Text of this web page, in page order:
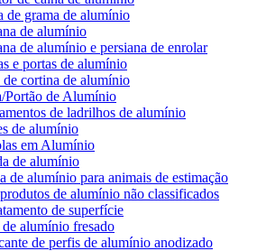
de grama de alumínio
de alumínio
de alumínio e persiana de enrolar
e portas de alumínio
cortina de alumínio
Portão de Alumínio
de ladrilhos de alumínio
de alumínio
em Alumínio
de alumínio
de alumínio para animais de estimação
de alumínio não classificados
de superfície
alumínio fresado
de perfis de alumínio anodizado